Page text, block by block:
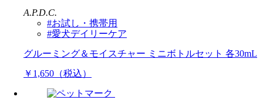
A.P.D.C.
#お試し・携帯用
#愛犬デイリーケア
グルーミング＆モイスチャー ミニボトルセット 各30mL
￥1,650（税込）